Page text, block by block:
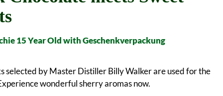
15 Year Old with Geschenkverpackung
selected by Master Distiller Billy Walker are used for the
wonderful sherry aromas now.